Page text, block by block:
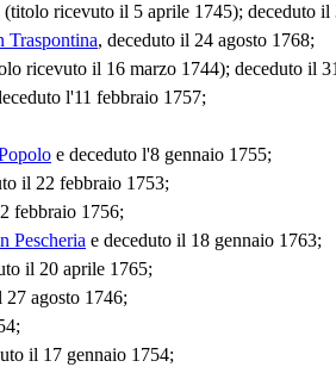
(titolo ricevuto il 5 aprile 1745); deceduto il
Traspontina, deceduto il 24 agosto 1768;
ricevuto il 16 marzo 1744); deceduto il
l'11 febbraio 1757;
e deceduto l'8 gennaio 1755;
il 22 febbraio 1753;
febbraio 1756;
Pescheria e deceduto il 18 gennaio 1763;
il 20 aprile 1765;
27 agosto 1746;
il 17 gennaio 1754;